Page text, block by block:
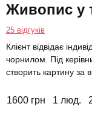
Живопис у
25 відгуків
Клієнт відвідає
чорнилом. Під
створить картину за
1600 грн 1 люд.